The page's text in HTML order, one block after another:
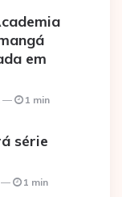
em
1 min
série
1 min